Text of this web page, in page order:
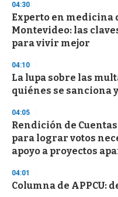
3
s
e
c
o
d
s
04:30
Experto en medicina
Montevideo: las
para vivir mejor
04:10
La lupa sobre las
quiénes se sanciona
04:05
Rendición de
para lograr votos
apoyo a proyectos
04:01
Columna de APPCU: